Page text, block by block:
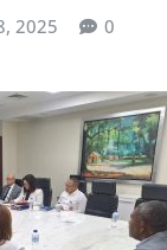
2025 0